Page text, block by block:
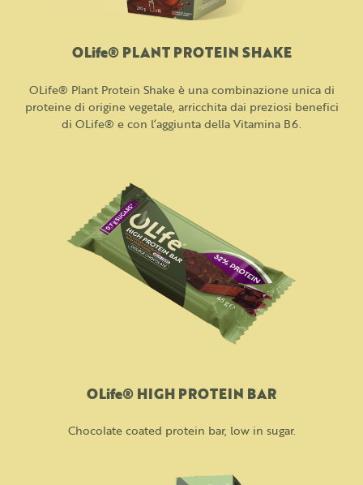
OLife® PLANT PROTEIN SHAKE
OLife® Plant Protein Shake è una combinazione unica di
proteine di origine vegetale, arricchita dai preziosi benefici
di OLife® e con l’aggiunta della Vitamina B6.
OLife® HIGH PROTEIN BAR
Chocolate coated protein bar, low in sugar.